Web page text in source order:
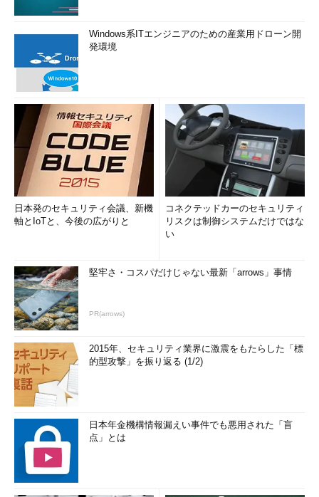
Windows系ITエンジニアのための産業用ドローン開
発環境
日本発のセキュリティ会議、新機
軸とIoTと、今後の広がりと
コネクテッドカーのセキュリティ
リスクは制御システムだけではな
い
堅牢さ・コスパだけじゃない最新「arrows」事情
PR(arrows)
2015年、セキュリティ業界に激震をもたらした「標
的型攻撃」を振り返る (1/2)
日本年金機構情報漏えい事件でも悪用された「盲
点」とは